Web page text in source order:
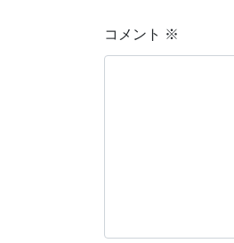
コメント ※